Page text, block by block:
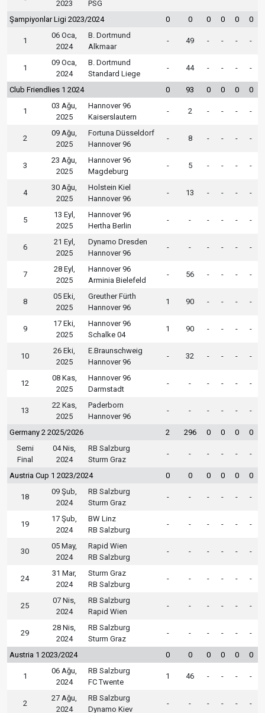
2023
PSG
Şampiyonlar Ligi 2023/2024 0 0 0 0 0 0
1
06 Oca,
2024
B. Dortmund
Alkmaar
- 49 - - - -
1
09 Oca,
2024
B. Dortmund
Standard Liege
- 44 - - - -
Club Friendlies 1 2024 0 93 0 0 0 0
1
03 Ağu,
2025
Hannover 96
Kaiserslautern
- 2 - - - -
2
09 Ağu,
2025
Fortuna Düsseldorf
Hannover 96
- 8 - - - -
3
23 Ağu,
2025
Hannover 96
Magdeburg
- 5 - - - -
4
30 Ağu,
2025
Holstein Kiel
Hannover 96
- 13 - - - -
5
13 Eyl,
2025
Hannover 96
Hertha Berlin
- - - - - -
6
21 Eyl,
2025
Dynamo Dresden
Hannover 96
- - - - - -
7
28 Eyl,
2025
Hannover 96
Arminia Bielefeld
- 56 - - - -
8
05 Eki,
2025
Greuther Fürth
Hannover 96
1 90 - - - -
9
17 Eki,
2025
Hannover 96
Schalke 04
1 90 - - - -
10
26 Eki,
2025
E.Braunschweig
Hannover 96
- 32 - - - -
12
08 Kas,
2025
Hannover 96
Darmstadt
- - - - - -
13
22 Kas,
2025
Paderborn
Hannover 96
- - - - - -
Germany 2 2025/2026 2 296 0 0 0
0
Semi
Final
04 Nis,
2024
RB Salzburg
Sturm Graz
- - - - - -
Austria Cup 1 2023/2024 0 0 0 0 0 0
18
09 Şub,
2024
RB Salzburg
Sturm Graz
- - - - - -
19
17 Şub,
2024
BW Linz
RB Salzburg
- - - - - -
30
05 May,
2024
Rapid Wien
RB Salzburg
- - - - - -
24
31 Mar,
2024
Sturm Graz
RB Salzburg
- - - - - -
25
07 Nis,
2024
RB Salzburg
Rapid Wien
- - - - - -
29
28 Nis,
2024
RB Salzburg
Sturm Graz
- - - - - -
Austria 1 2023/2024 0 0 0 0 0 0
1
06 Ağu,
2024
RB Salzburg
FC Twente
1 46 - - - -
2
27 Ağu,
2024
RB Salzburg
Dynamo Kiev
- - - - - -